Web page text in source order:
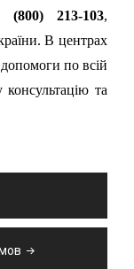
(800) 213-103,
В центрах
по всій
та